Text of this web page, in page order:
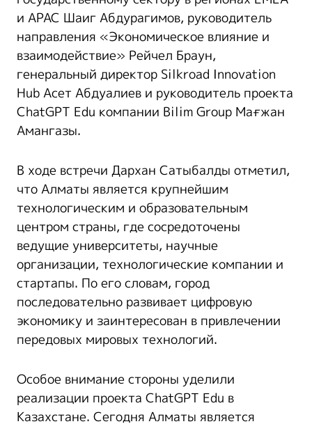
и APAC Шаиг Абдурагимов, руководитель
направления «Экономическое влияние и
взаимодействие» Рейчел Браун,
генеральный директор Silkroad Innovation
Hub Асет Абдуалиев и руководитель проекта
ChatGPT Edu компании Bilim Group Мағжан
Амангазы.
В ходе встречи Дархан Сатыбалды отметил,
что Алматы является крупнейшим
технологическим и образовательным
центром страны, где сосредоточены
ведущие университеты, научные
организации, технологические компании и
стартапы. По его словам, город
последовательно развивает цифровую
экономику и заинтересован в привлечении
передовых мировых технологий.
Особое внимание стороны уделили
реализации проекта ChatGPT Edu в
Казахстане. Сегодня Алматы является